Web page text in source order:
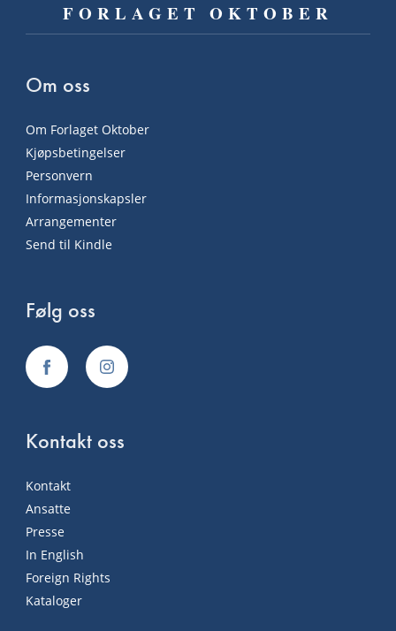
FORLAGET OKTOBER
Om oss
Om Forlaget Oktober
Kjøpsbetingelser
Personvern
Informasjonskapsler
Arrangementer
Send til Kindle
Følg oss
Kontakt oss
Kontakt
Ansatte
Presse
In English
Foreign Rights
Kataloger